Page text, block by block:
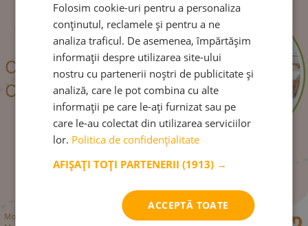
Mulțumesc din suflet pentru munca depusă să
ne oferiți aceste informații. Am plecat de la
fiecare atelier sau conferință cu ceva util,
aplicabil, care la final de zi m-a ajutat să devin
un părinte mai bun și mai prezent în relația cu
copilul meu.
Am rămas în minte cu:
„Faptele trebuie să susțină vorbele”
„Consecvența oferă încredere și siguranța”
Folosim cookie-uri pentru a personaliza
conținutul, reclamele și pentru a ne
analiza traficul. De asemenea, împărtășim
informații despre utilizarea site-ului
nostru cu partenerii noștri de publicitate și
analiză, care le pot combina cu alte
informații pe care le-ați furnizat sau pe
care le-au colectat din utilizarea serviciilor
lor. Politica de confidențialitate
AFIȘAȚI TOȚI PARTENERII(1913) →
ACCEPTĂ TOATE